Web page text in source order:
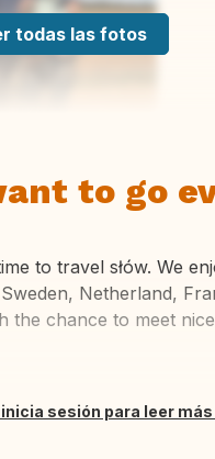
todas las fotos
to go
to travel słów. We
Netherland,
the chance to meet
sesión para leer más